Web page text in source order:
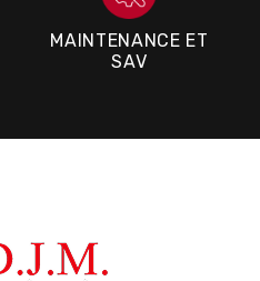
MAINTENANCE ET
SAV